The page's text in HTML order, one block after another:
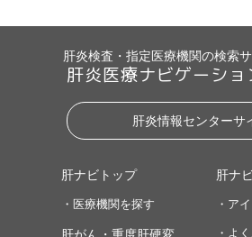
肝炎検査・指定医療機関の検索サ
肝炎医療ナビゲーショ
肝炎情報センターサ
肝ナビトップ
・医療機関を探す
肝ナ
・ア
・よ